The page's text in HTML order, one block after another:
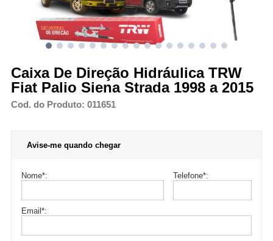
Caixa De Direção Hidráulica TRW
Fiat Palio Siena Strada 1998 a 2015
Cod. do Produto: 011651
Avise-me quando chegar
Nome*: Telefone*:
Email *: